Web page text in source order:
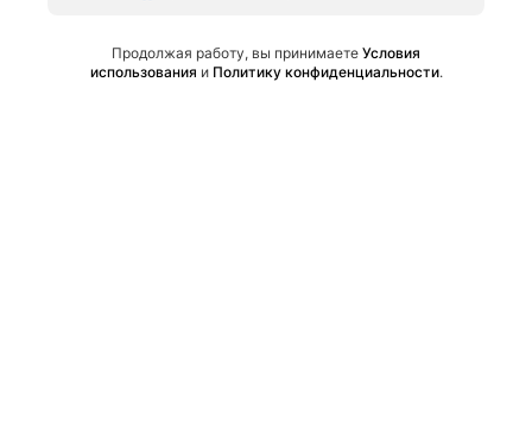
Продолжая работу, вы принимаете Условия
использования и Политику конфиденциальности.